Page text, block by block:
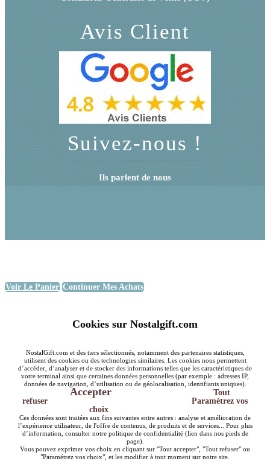
Avis Client
Suivez-nous !
Ils parlent de nous
Voir Le Panier Continuer Mes Achats
Cookies sur Nostalgift.com
NostalGift.com et des tiers sélectionnés, notamment des partenaires statistiques,
utilisent des cookies ou des technologies similaires. Les cookies nous permettent
d’accéder, d’analyser et de stocker des informations telles que les caractéristiques de
votre terminal ainsi que certaines données personnelles (par exemple : adresses IP,
données de navigation, d’utilisation ou de géolocalisation, identifiants uniques).
Accepter
Tout
refuser
Paramétrez vos
choix
Ces données sont traitées aux fins suivantes entre autres : analyse et amélioration de
l’expérience utilisateur, de l'offre de contenus, de produits et de services... Pour plus
d’information, consulter notre politique de confidentialité (lien dans nos pieds de
page).
Vous pouvez exprimer vos choix en cliquant sur "Tout accepter", "Tout refuser" ou
"Paramétrez vos choix", et les modifier à tout moment sur notre site.